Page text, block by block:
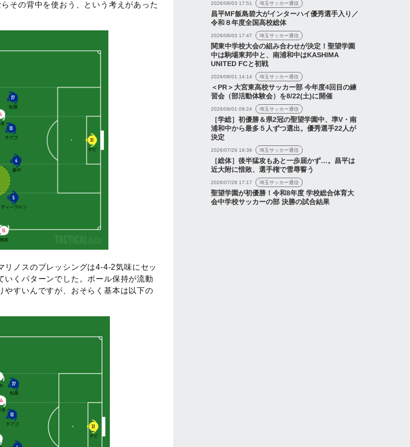
その背中を使おう、という考えがあった
ノスのプレッシングは4-4-2気味にセッ
いくパターンでした。ボール保持が流動
やすいんですが、おそらく基本は以下の
2026/08/03 17:51 埼玉サッカー通信
昌平MF飯島碧大がインターハイ優秀選手入り／
令和８年度全国高校総体
2026/08/03 17:47 埼玉サッカー通信
関東中学校大会の組み合わせが決定！聖望学園
中は駒場東邦中と、南浦和中はKASHIMA
UNITED FCと初戦
2026/08/01 14:14 埼玉サッカー通信
＜PR＞大宮東高校サッカー部 今年度4回目の練
習会（部活動体験会）を8/22(土)に開催
2026/08/01 09:24 埼玉サッカー通信
［学総］初優勝＆県2冠の聖望学園中、準V・南
浦和中から最多５人ずつ選出。優秀選手22人が
決定
2026/07/29 19:39 埼玉サッカー通信
［総体］後半猛攻もあと一歩届かず…。昌平は
近大附に惜敗、選手権で雪辱誓う
2026/07/28 17:17 埼玉サッカー通信
聖望学園が初優勝！令和8年度 学校総合体育大
会中学校サッカーの部 決勝の試合結果